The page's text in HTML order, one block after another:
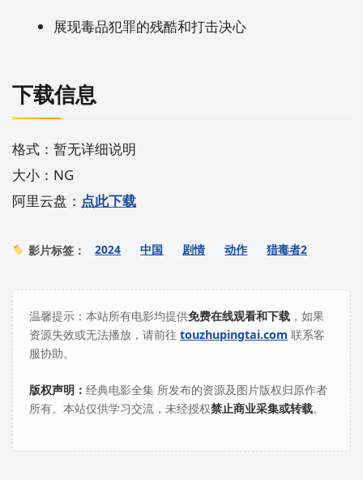
展现毒品犯罪的残酷和打击决心
下载信息
格式：暂无详细说明
大小：NG
阿里云盘： 点此下载
影片标签： 2024 中国 剧情 动作 猎毒者2
温馨提示：本站所有电影均提供免费在线观看和下载 ，如果
资源失效或无法播放，请前往 touzhupingtai.com 联系客
服协助。
版权声明： 经典电影全集 所发布的资源及图片版权归原作者
所有。本站仅供学习交流，未经授权禁止商业采集或转载。